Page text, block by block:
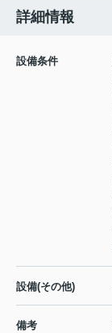
詳細情報
設備条件
設備(その他)
備考